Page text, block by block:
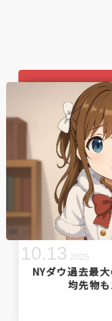
NYダウ過去最
均先物
10.13 2025